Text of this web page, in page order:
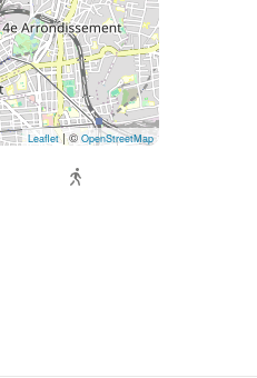
Leaflet| © OpenStreetMap